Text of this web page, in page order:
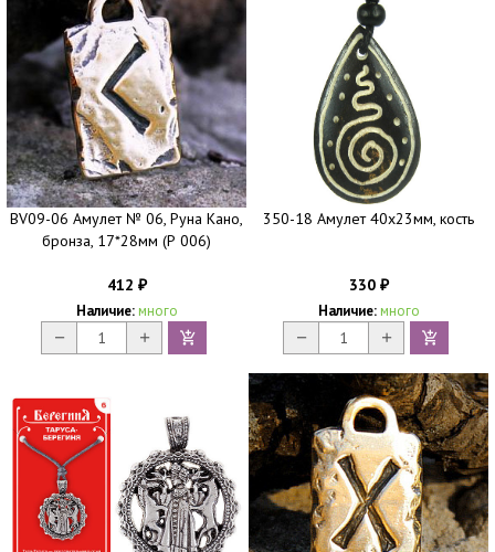
BV09-06 Амулет № 06, Руна Кано,
бронза, 17*28мм (Р 006)
412 ₽
Наличие: много
350-18 Амулет 40х23мм, кость
330 ₽
Наличие: много